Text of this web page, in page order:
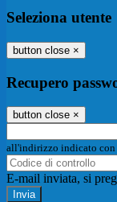
Seleziona utente
button close ×
Recupero
button close ×
all'indirizzo indicato con
E-mail inviata, si